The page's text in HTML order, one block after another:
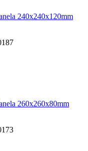
240x240x120mm
260x260x80mm